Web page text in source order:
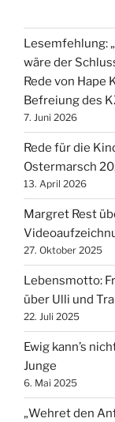
Lesemfehlung:
wäre der
Rede von Hape
Befreiung des
7. Juni 2026
Rede für die
Ostermarsch
13. April 2026
Margret Rest
27. Oktober 2025
Lebensmotto:
über Ulli und
22. Juli 2025
Ewig kann’s
Junge
6. Mai 2025
„Wehret den